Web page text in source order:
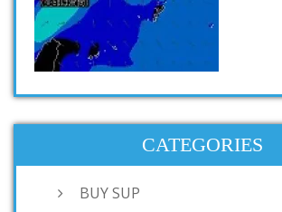
CATEGORIES
BUY SUP